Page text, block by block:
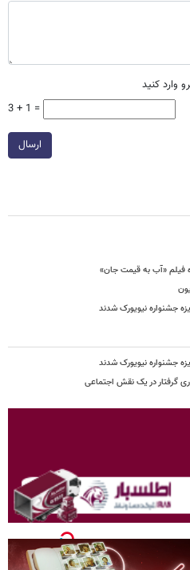
وارد کنید
3 + 1 =
ارسال
«آب به قیمت جان»
جشنواره نیویورک شدند
جشنواره نیویورک شدند
گرفتار در یک نقش اجتماعی